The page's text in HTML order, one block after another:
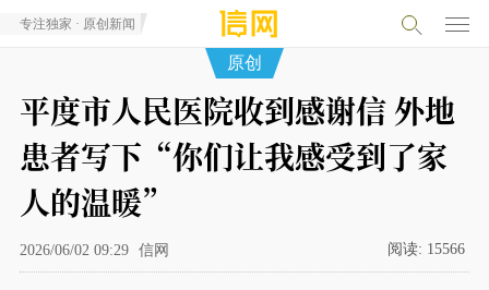
专注独家 · 原创新闻
原创
平度市人民医院收到感谢信 外地
患者写下“你们让我感受到了家
人的温暖”
2026/06/02 09:29 信网 阅读: 15566